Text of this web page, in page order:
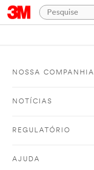
NOSSA COMPANHIA
NOTÍCIAS
REGULATÓRIO
AJUDA